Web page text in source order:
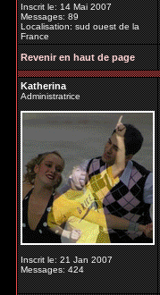
Inscrit le: 14 Mai 2007
Messages: 89
Localisation: sud ouest de la
France
Revenir en haut de page
Katherina
Administratrice
Inscrit le: 21 Jan 2007
Messages: 424